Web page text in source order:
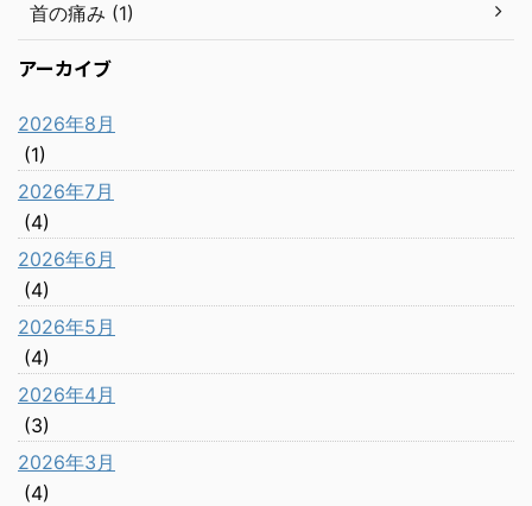
首の痛み (1)
アーカイブ
2026年8月
(1)
2026年7月
(4)
2026年6月
(4)
2026年5月
(4)
2026年4月
(3)
2026年3月
(4)